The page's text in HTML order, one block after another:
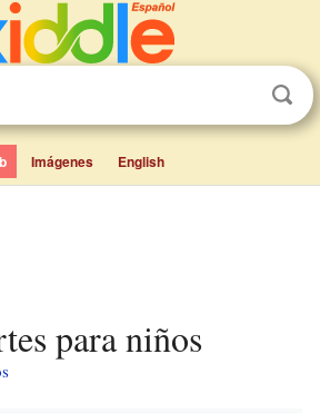
Imágenes English
para niños